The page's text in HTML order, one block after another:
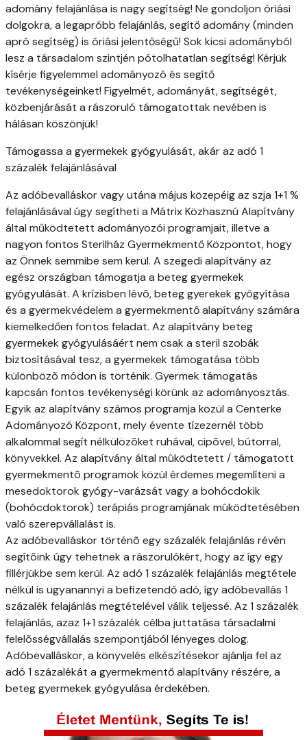
adomány felajánlása is nagy segítség! Ne gondoljon óriási
dolgokra, a legapróbb felajánlás, segítő adomány (minden
apró segítség) is óriási jelentőségű! Sok kicsi adományból
lesz a társadalom szintjén pótolhatatlan segítség! Kérjük
kísérje figyelemmel adományozó és segítő
tevékenységeinket! Figyelmét, adományát, segítségét,
közbenjárását a rászoruló támogatottak nevében is
hálásan köszönjük!
Támogassa a gyermekek gyógyulását, akár az adó 1
százalék felajánlásával
Az adóbevalláskor vagy utána május közepéig az szja 1+1 %
felajánlásával úgy segítheti a Mátrix Közhasznú Alapítvány
által működtetett adományozói programjait, illetve a
nagyon fontos Sterilház Gyermekmentő Központot, hogy
az Önnek semmibe sem kerül. A szegedi alapítvány az
egész országban támogatja a beteg gyermekek
gyógyulását. A krízisben lévõ, beteg gyerekek gyógyítása
és a gyermekvédelem a gyermekmentő alapítvány számára
kiemelkedően fontos feladat. Az alapítvány beteg
gyermekek gyógyulásáért nem csak a steril szobák
biztosításával tesz, a gyermekek támogatása több
különbözõ módon is történik. Gyermek támogatás
kapcsán fontos tevékenységi körünk az adományosztás.
Egyik az alapítvány számos programja közül a Centerke
Adományozó Központ, mely évente tízezernél több
alkalommal segít nélkülözõket ruhával, cipõvel, bútorral,
könyvekkel. Az alapítvány által mûködtetett / támogatott
gyermekmentõ programok közül érdemes megemlíteni a
mesedoktorok gyógy-varázsát vagy a bohócdokik
(bohócdoktorok) terápiás programjának mûködtetésében
való szerepvállalást is.
Az adóbevalláskor történõ egy százalék felajánlás révén
segítõink úgy tehetnek a rászorulókért, hogy az így egy
fillérjükbe sem kerül. Az adó 1 százalék felajánlás megtétele
nélkül is ugyanannyi a befizetendő adó, így adóbevallás 1
százalék felajánlás megtételével válik teljessé. Az 1 százalék
felajánlás, azaz 1+1 százalék célba juttatása társadalmi
felelõsségvállalás szempontjából lényeges dolog.
Adóbevalláskor, a könyvelés elkészítésekor ajánlja fel az
adó 1 százalékát a gyermekmentő alapítvány részére, a
beteg gyermekek gyógyulása érdekében.